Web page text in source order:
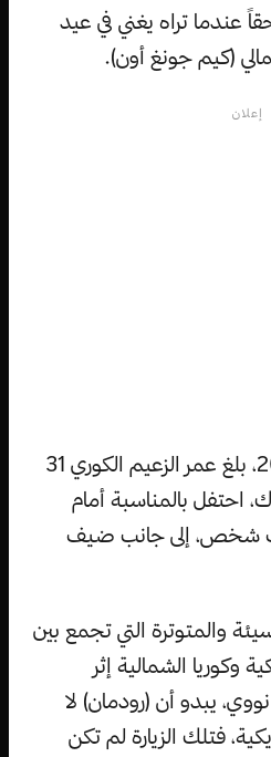
عندما تراه يغني في عيد
(كيم جونغ أون).
إعلان
في شهر يناير من عام 2014، بلغ عمر الزعيم الكوري 31
احتفل بالمناسبة أمام
مؤلف من 12 ألف شخص، إلى جانب ضيف
والمتوترة التي تجمع بين
وكوريا الشمالية إثر
يبدو أن (رودمان) لا
فتلك الزيارة لم تكن